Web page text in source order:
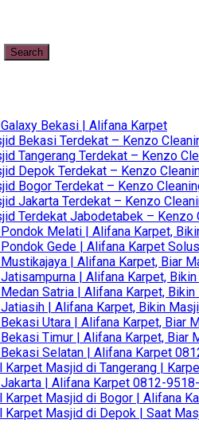
Search
Bekasi | Alifana Karpet
Bekasi Terdekat – Kenzo
Tangerang Terdekat – Kenzo
Depok Terdekat – Kenzo
Bogor Terdekat – Kenzo
Jakarta Terdekat – Kenzo
Terdekat Jabodetabek –
Melati | Alifana Karpet,
Gede | Alifana Karpet
| Alifana Karpet, Biar
| Alifana Karpet,
Satria | Alifana Karpet,
| Alifana Karpet, Bikin
Utara | Alifana Karpet, Biar
Timur | Alifana Karpet, Biar
Selatan | Alifana Karpet
Masjid di Tangerang |
| Alifana Karpet 0812-
Masjid di Bogor | Alifana
Masjid di Depok | Saat